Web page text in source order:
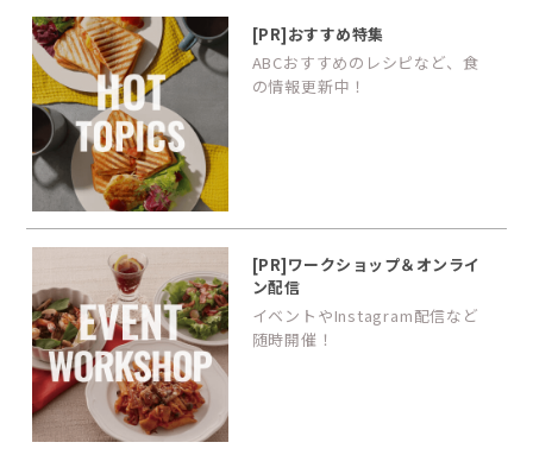
[PR]おすすめ特集
ABCおすすめのレシピなど、食
の情報更新中！
[PR]ワークショップ＆オンライ
ン配信
イベントやInstagram配信など
随時開催！